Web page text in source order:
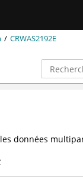
CRWAS2192E
données